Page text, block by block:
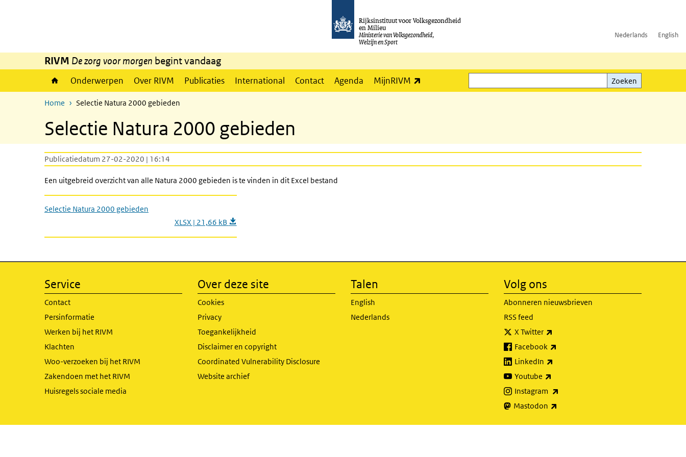
Rijksinstituut voor Volksgezondheid
en Milieu
Ministerie van Volksgezondheid,
Welzijn en Sport
Nederlands English
RIVM De zorg voor morgen begint vandaag
Onderwerpen Over RIVM Publicaties International Contact Agenda MijnRIVM
Zoeken
Zoeken
Home Selectie Natura 2000 gebieden
Selectie Natura 2000 gebieden
Publicatiedatum 27-02-2020 | 16:14
Een uitgebreid overzicht van alle Natura 2000 gebieden is te vinden in dit Excel bestand
Selectie Natura 2000 gebieden
XLSX | 21,66 kB
Service
Contact
Persinformatie
Werken bij het RIVM
Klachten
Woo-verzoeken bij het RIVM
Zakendoen met het RIVM
Huisregels sociale media
Over deze site
Cookies
Privacy
Toegankelijkheid
Disclaimer en copyright
Coordinated Vulnerability Disclosure
Website archief
Talen
English
Nederlands
Volg ons
Abonneren nieuwsbrieven
RSS feed
X Twitter
Facebook
LinkedIn
Youtube
Instagram
Mastodon